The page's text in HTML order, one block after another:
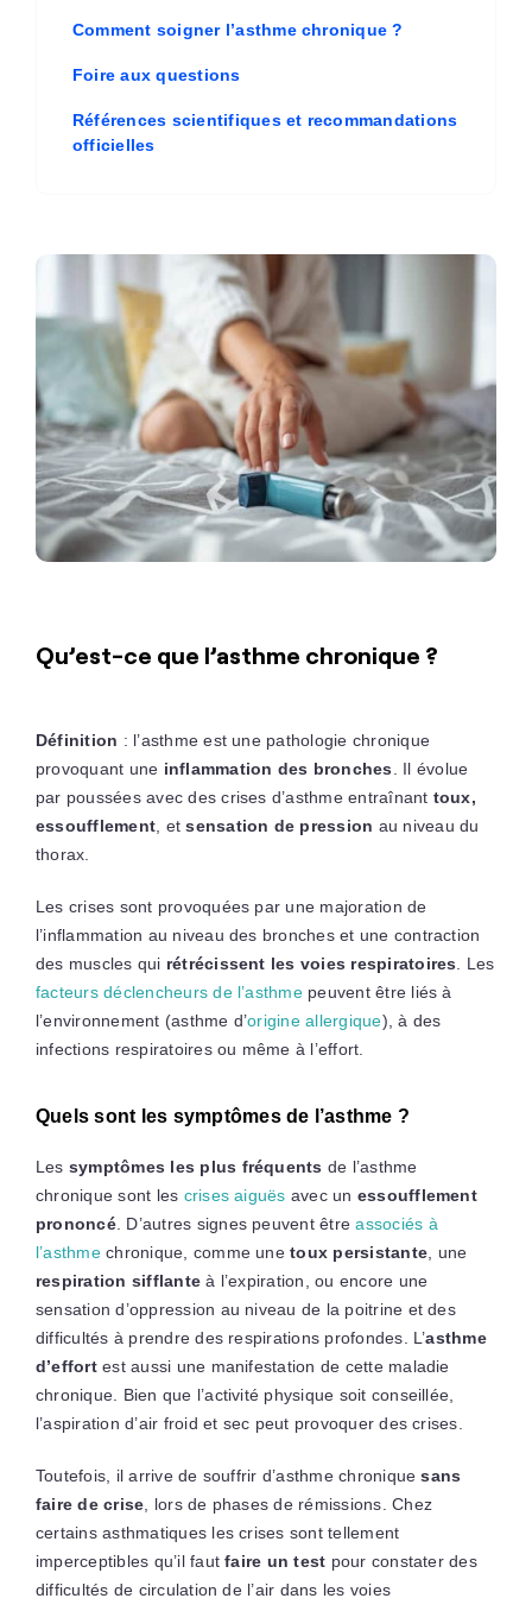
Comment soigner l’asthme chronique ?
Foire aux questions
Références scientifiques et recommandations
officielles
Qu’est-ce que l’asthme chronique ?
Définition : l’asthme est une pathologie chronique
provoquant une inflammation des bronches
. Il évolue
par poussées avec des crises d’asthme entraînant toux,
essoufflement , et sensation de pression au niveau du
thorax.
Les crises sont provoquées par une majoration de
l’inflammation au niveau des bronches et une contraction
des muscles qui rétrécissent les voies respiratoires . Les
facteurs déclencheurs de l’asthmepeuvent être liés à
l’environnement (asthme d’origine allergique), à des
infections respiratoires ou même à l’effort.
Quels sont les symptômes de l’asthme ?
Les symptômes les plus fréquents de l’asthme
chronique sont les crises aiguës avec un essoufflement
prononcé. D’autres signes peuvent êtreassociés à
l’asthmechronique, comme unetoux persistante , une
respiration sifflanteà l’expiration, ou encore une
sensation d’oppression au niveau de la poitrine et des
difficultés à prendre des respirations profondes. L’asthme
d’effortest aussi une manifestation de cette maladie
chronique. Bien que l’activité physique soit conseillée,
l’aspiration d’air froid et sec peut provoquer des crises.
Toutefois, il arrive de souffrir d’asthme chroniquesans
faire de crise , lors de phases de rémissions. Chez
certains asthmatiques les crises sont tellement
imperceptibles qu’il fautfaire un test pour constater des
difficultés de circulation de l’air dans les voies